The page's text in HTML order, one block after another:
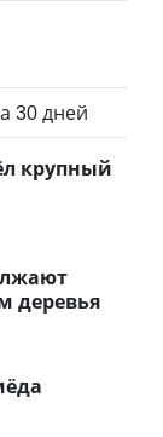
30 дней
крупный
деревья